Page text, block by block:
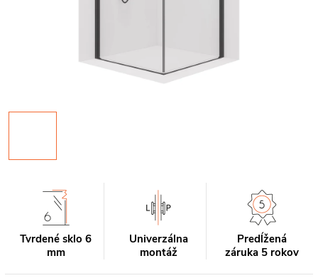
Tvrdené sklo 6
mm
Univerzálna
montáž
Predĺžená
záruka 5 rokov